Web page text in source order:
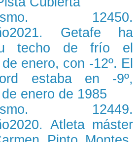
12450.
Getafe ha
techo de frío el
enero, con -12º. El
estaba en -9º,
enero de 1985
12449.
Atleta máster